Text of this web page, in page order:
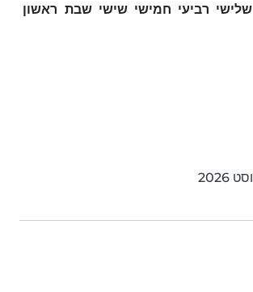
שלישי רביעי חמישי שישי שבת ראשון